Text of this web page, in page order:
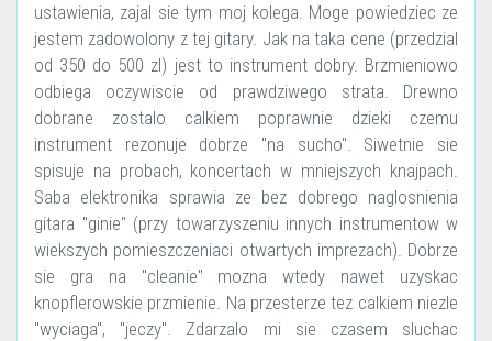
ustawienia, zajal sie tym moj kolega. Moge powiedziec ze
jestem zadowolony z tej gitary. Jak na taka cene (przedzial
od 350 do 500 zl) jest to instrument dobry. Brzmieniowo
odbiega oczywiscie od prawdziwego strata. Drewno
dobrane zostalo calkiem poprawnie dzieki czemu
instrument rezonuje dobrze "na sucho". Siwetnie sie
spisuje na probach, koncertach w mniejszych knajpach.
Saba elektronika sprawia ze bez dobrego naglosnienia
gitara "ginie" (przy towarzyszeniu innych instrumentow w
wiekszych pomieszczeniaci otwartych imprezach). Dobrze
sie gra na "cleanie" mozna wtedy nawet uzyskac
knopflerowskie przmienie. Na przesterze tez calkiem niezle
"wyciaga", "jeczy". Zdarzalo mi sie czasem sluchac